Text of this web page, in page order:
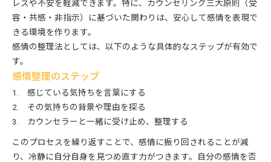
レスや不安を軽減できます。特に、カウンセリング三大原則（受
容・共感・非指示）に基づいた関わりは、安心して感情を表現で
きる環境を作ります。
感情の整理法としては、以下のような具体的なステップが有効で
す。
感情整理のステップ
感じている気持ちを言葉にする
その気持ちの背景や理由を探る
カウンセラーと一緒に受け止め、整理する
このプロセスを繰り返すことで、感情に振り回されることが減
り、冷静に自分自身を見つめ直す力がつきます。自分の感情を否